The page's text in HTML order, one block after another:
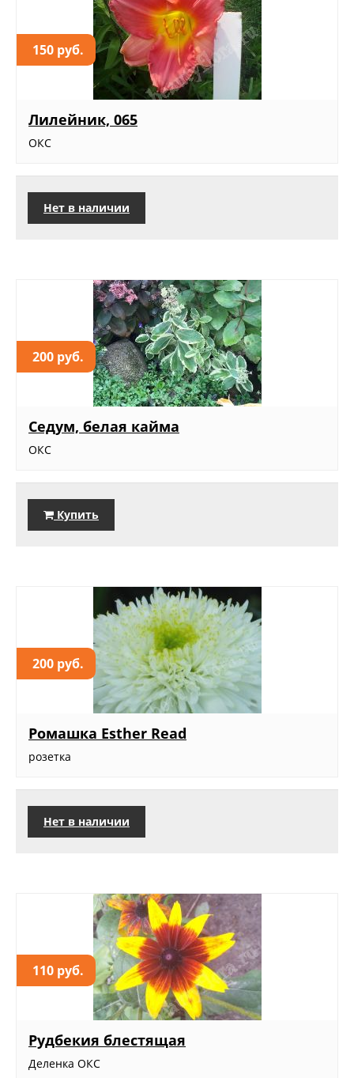
150 руб.
Лилейник, 065
ОКС
Нет в наличии
200 руб.
Седум, белая кайма
ОКС
Купить
200 руб.
Ромашка Esther Read
розетка
Нет в наличии
110 руб.
Рудбекия блестящая
Деленка ОКС